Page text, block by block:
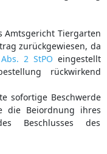
Amtsgericht Tiergarten
zurückgewiesen, da
2 StPO eingestellt
rückwirkend
sofortige Beschwerde
die Beiordnung ihres
Beschlusses des